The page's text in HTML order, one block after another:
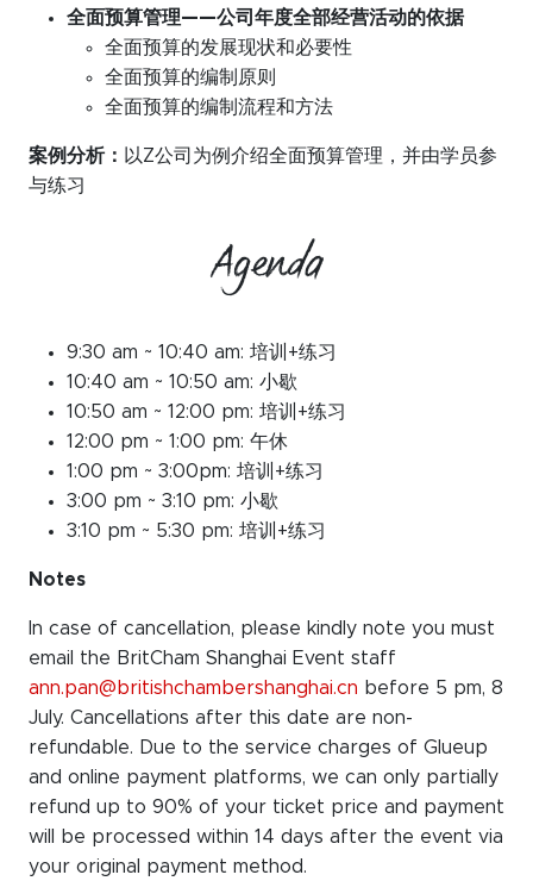
全面预算管理——公司年度全部经营活动的依据
全面预算的发展现状和必要性
全面预算的编制原则
全面预算的编制流程和方法
案例分析： 以Z公司为例介绍全面预算管理，并由学员参
与练习
Agenda
9:30 am ~ 10:40 am: 培训+练习
10:40 am ~ 10:50 am: 小歇
10:50 am ~ 12:00 pm: 培训+练习
12:00 pm ~ 1:00 pm: 午休
1:00 pm ~ 3:00pm: 培训+练习
3:00 pm ~ 3:10 pm: 小歇
3:10 pm ~ 5:30 pm: 培训+练习
Notes
In case of cancellation, please kindly note you must
email the BritCham Shanghai Event staff
ann.pan@britishchambershanghai.cn before 5 pm, 8
July. Cancellations after this date are non-
refundable. Due to the service charges of Glueup
and online payment platforms, we can only partially
refund up to 90% of your ticket price and payment
will be processed within 14 days after the event via
your original payment method.